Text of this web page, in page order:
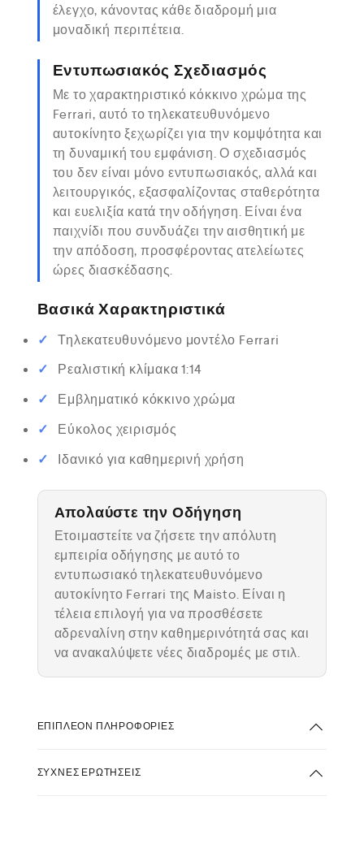
έλεγχο, κάνοντας κάθε διαδρομή μια
μοναδική περιπέτεια.
Εντυπωσιακός Σχεδιασμός
Με το χαρακτηριστικό κόκκινο χρώμα της
Ferrari, αυτό το τηλεκατευθυνόμενο
αυτοκίνητο ξεχωρίζει για την κομψότητα και
τη δυναμική του εμφάνιση. Ο σχεδιασμός
του δεν είναι μόνο εντυπωσιακός, αλλά και
λειτουργικός, εξασφαλίζοντας σταθερότητα
και ευελιξία κατά την οδήγηση. Είναι ένα
παιχνίδι που συνδυάζει την αισθητική με
την απόδοση, προσφέροντας ατελείωτες
ώρες διασκέδασης.
Βασικά Χαρακτηριστικά
Τηλεκατευθυνόμενο μοντέλο Ferrari
Ρεαλιστική κλίμακα 1:14
Εμβληματικό κόκκινο χρώμα
Εύκολος χειρισμός
Ιδανικό για καθημερινή χρήση
Απολαύστε την Οδήγηση
Ετοιμαστείτε να ζήσετε την απόλυτη
εμπειρία οδήγησης με αυτό το
εντυπωσιακό τηλεκατευθυνόμενο
αυτοκίνητο Ferrari της Maisto. Είναι η
τέλεια επιλογή για να προσθέσετε
αδρεναλίνη στην καθημερινότητά σας και
να ανακαλύψετε νέες διαδρομές με στιλ.
ΕΠΙΠΛΈΟΝ ΠΛΗΡΟΦΟΡΊΕΣ
ΣΥΧΝΈΣ ΕΡΩΤΉΣΕΙΣ